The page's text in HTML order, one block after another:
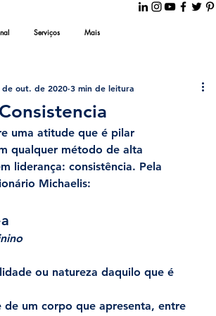
Serviços Mais
de out. de 2020 3 min de leitura
uma atitude que é pilar
qualquer método de alta
liderança: consistência. Pela
Michaelis:
ou natureza daquilo que é
de um corpo que apresenta, entre